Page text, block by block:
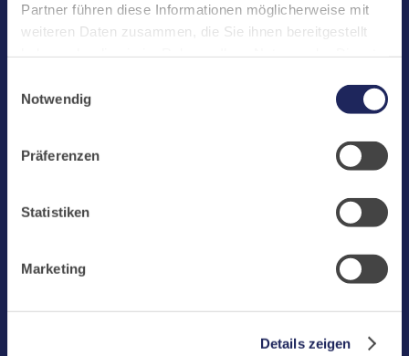
Partner führen diese Informationen möglicherweise mit
weiteren Daten zusammen, die Sie ihnen bereitgestellt
challenges.cloudflare.com: Wir verwenden das online
Buchungssystem MEWS in unserem Hotel und unserem
übermittelt. Cookies von eu5.bookingkit.de: Wir
Buchungen von Bibliotheks- und Klosterführungen. Um
Buchungen durchführen zu können akzeptieren Sie bitte
Notwendig
Präferenzen
Statistiken
Marketing
Details zeigen
Spenden
Laacher See
Jobs